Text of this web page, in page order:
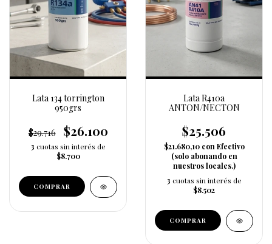
Lata 134 torrington
950grs
$29.716 $26.100
3 cuotas sin interés de
$8.700
Lata R410a
ANTON/NECTON
$25.506
$21.680,10 con Efectivo
(solo abonando en
nuestros locales.)
3 cuotas sin interés de
$8.502